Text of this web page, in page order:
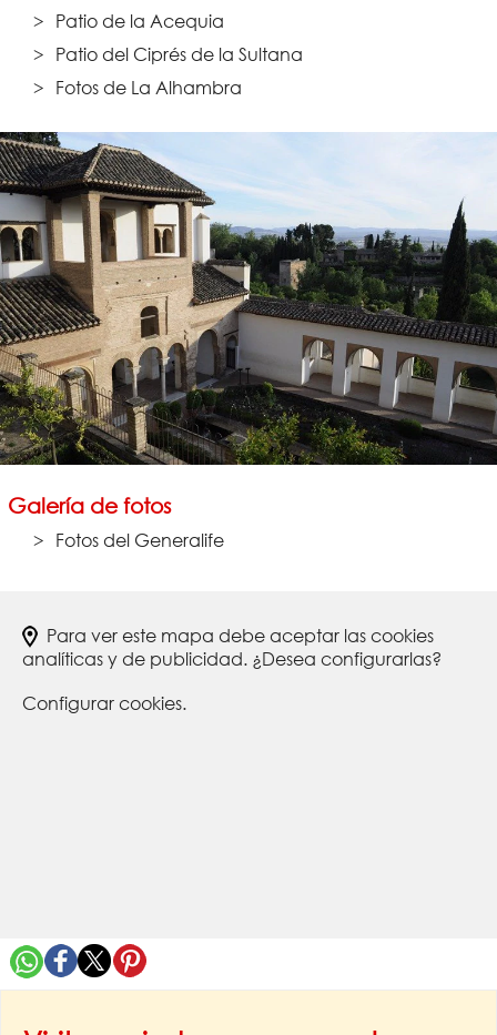
Patio de la Acequia
Patio del Ciprés de la Sultana
Fotos de La Alhambra
Galería de fotos
Fotos del Generalife
Para ver este mapa debe aceptar las cookies
analíticas y de publicidad. ¿Desea configurarlas?
Configurar cookies.